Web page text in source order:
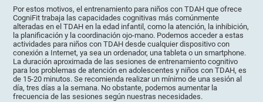
Por estos motivos, el entrenamiento para niños con TDAH que ofrece
CogniFit trabaja las capacidades cognitivas más comúnmente
alteradas en el TDAH en la edad infantil, como la atención, la inhibición,
la planificación y la coordinación ojo-mano. Podemos acceder a estas
actividades para niños con TDAH desde cualquier dispositivo con
conexión a Internet, ya sea un ordenador, una tableta o un smartphone.
La duración aproximada de las sesiones de entrenamiento cognitivo
para los problemas de atención en adolescentes y niños con TDAH, es
de 15-20 minutos. Se recomienda realizar un mínimo de una sesión al
día, tres días a la semana. No obstante, podemos aumentar la
frecuencia de las sesiones según nuestras necesidades.